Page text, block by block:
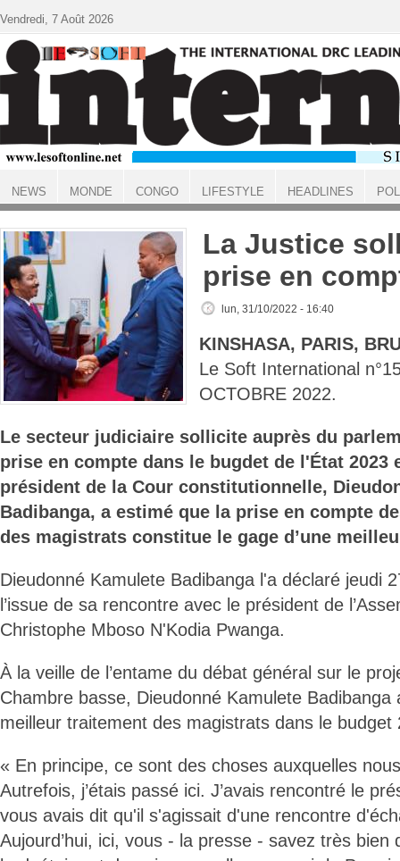
ACCUEIL
La Justice
prise en
lun, 31/10/2022 - 16:40
KINSHASA, PARIS,
Le Soft International
OCTOBRE 2022.
Le secteur judiciaire sollicite auprès du
prise en compte dans le bugdet de l'État 2023
président de la Cour constitutionnelle,
Badibanga, a estimé que la prise en compte
des magistrats constitue le gage d’une
Dieudonné Kamulete Badibanga l'a déclaré jeudi
l’issue de sa rencontre avec le président de
Christophe Mboso N'Kodia Pwanga.
À la veille de l’entame du débat général sur le
Chambre basse, Dieudonné Kamulete Badibanga
meilleur traitement des magistrats dans le budget
« En principe, ce sont des choses auxquelles
Autrefois, j’étais passé ici. J’avais rencontré le
vous avais dit qu'il s'agissait d'une rencontre
Aujourd’hui, ici, vous - la presse - savez très bien
Vendredi, 7 Août 2026
NEWS MONDE CONGO LIFESTYLE HEADLINES